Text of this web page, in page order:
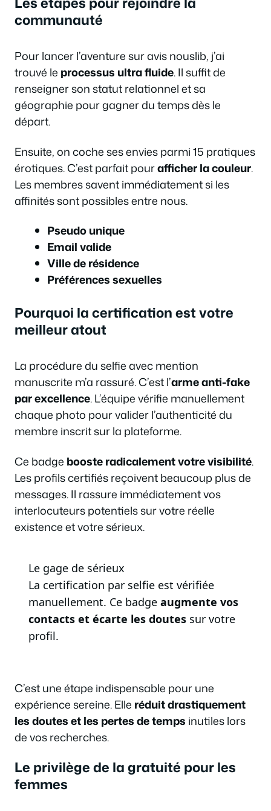
communauté
Pour lancer l’aventure sur avis nouslib, j’ai
trouvé le processus ultra fluide. Il suffit de
renseigner son statut relationnel et sa
géographie pour gagner du temps dès le
départ.
Ensuite, on coche ses envies parmi 15 pratiques
érotiques. C’est parfait pourafficher la couleur.
Les membres savent immédiatement si les
affinités sont possibles entre nous.
Pseudo unique
Email valide
Ville de résidence
Préférences sexuelles
Pourquoi la certification est votre
meilleur atout
La procédure du selfie avec mention
manuscrite m’a rassuré. C’est l’arme anti-fake
par excellence. L’équipe vérifie manuellement
chaque photo pour valider l’authenticité du
membre inscrit sur la plateforme.
Ce badge booste radicalement votre visibilité.
Les profils certifiés reçoivent beaucoup plus de
messages. Il rassure immédiatement vos
interlocuteurs potentiels sur votre réelle
existence et votre sérieux.
Le gage de sérieux
La certification par selfie est vérifiée
manuellement. Ce badge augmente vos
contacts et écarte les doutessur votre
profil.
C’est une étape indispensable pour une
expérience sereine. Elle réduit drastiquement
les doutes et les pertes de temps inutiles lors
de vos recherches.
Le privilège de la gratuité pour les
femmes